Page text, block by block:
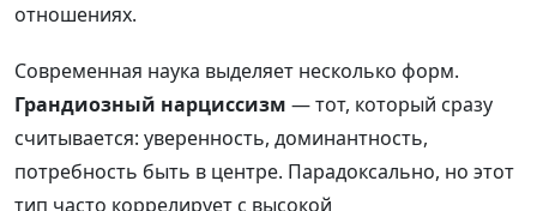
отношениях.
Современная наука выделяет несколько форм.
Грандиозный нарциссизм — тот, который сразу
считывается: уверенность, доминантность,
потребность быть в центре. Парадоксально, но этот
тип часто коррелирует с высокой